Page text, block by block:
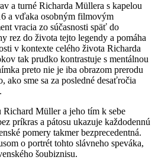
a turné Richarda Müllera s kapelou
a vďaka osobným filmovým
vracia zo súčasnosti späť do
rez do života tejto legendy a pomáha
v kontexte celého života Richarda
tak prudko kontrastuje s mentálnou
preto nie je iba obrazom prerodu
ako sme sa za posledné desaťročia
Müller a jeho tím k sebe
príkras a pátosu ukazuje každodennú
pomery takmer bezprecedentná.
o portrét tohto slávneho speváka,
šoubiznisu.